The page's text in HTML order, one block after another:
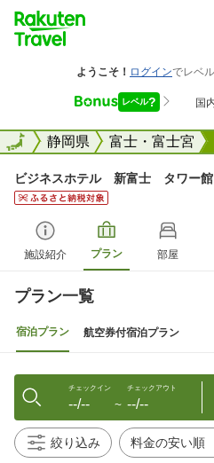
全国静岡県 富士・富士宮
全国
ビジネスホテル 新富士 タワー館
施設紹介 プラン 部屋
プラン一覧
宿泊プラン 航空券付宿泊プラン
チェックイン
--/-- 〜
チェックアウト
--/--
絞り込み